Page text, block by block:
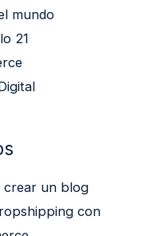
mundo
21
crear un blog
con